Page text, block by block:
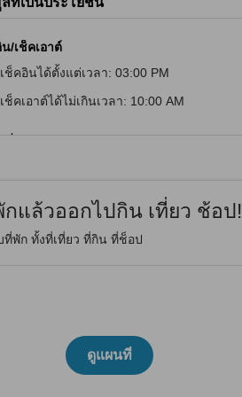
/เช็คเอาต์
เช็คอินได้ตั้งแต่เวลา: 03:00 PM
เช็คเอาต์ได้ไม่เกินเวลา: 10:00 AM
กแล้วออกไปกิน เที่ยว ช้อป!
ที่พัก ทั้งที่เที่ยว ที่กิน ที่ช็อป
ดูแผนที่